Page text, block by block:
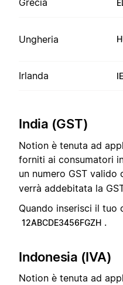
Ungheria
Irlanda
India (GST)
Notion è tenuta ad
forniti ai consumatori
un numero GST
verrà addebitata la
Quando inserisci il
12ABCDE3456FGZH .
Indonesia (IVA)
Notion è tenuta ad